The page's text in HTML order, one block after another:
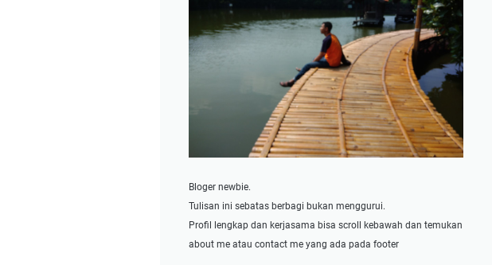
Bloger newbie.
Tulisan ini sebatas berbagi bukan menggurui.
Profil lengkap dan kerjasama bisa scroll kebawah dan temukan
about me atau contact me yang ada pada footer